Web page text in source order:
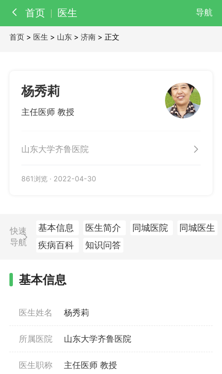
首页 医生 导航
医生
首页 > 医生 > 山东 >济南 > 正文
杨秀莉
主任医师 教授
山东大学齐鲁医院
861浏览 · 2022-04-30
快速
导航
基本信息 医生简介 同城医院
同城医生
疾病百科
知识问答
基本信息
医生姓名 杨秀莉
所属医院 山东大学齐鲁医院
医生职称 主任医师 教授